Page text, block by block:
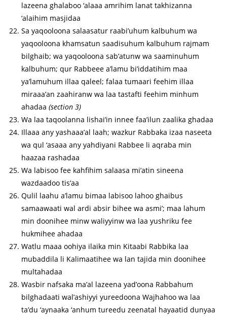
lazeena ghalaboo ‘alaaa amrihim lanat takhizanna
‘alaihim masjidaa
Sa yaqooloona salaasatur raabi’uhum kalbuhum wa
yaqooloona khamsatun saadisuhum kalbuhum rajmam
bilghaib; wa yaqooloona sab’atunw wa saaminuhum
kalbuhum; qur Rabbeee a’lamu bi’iddatihim maa
ya’lamuhum illaa qaleel; falaa tumaari feehim illaa
miraaa’an zaahiranw wa laa tastafti feehim minhum
ahadaa(section 3)
Wa laa taqoolanna lishai’in innee faa’ilun zaalika ghadaa
Illaaa any yashaaa’al laah; wazkur Rabbaka izaa naseeta
wa qul ‘asaaa any yahdiyani Rabbee li aqraba min
haazaa rashadaa
Wa labisoo fee kahfihim salaasa mi’atin sineena
wazdaadoo tis’aa
Qulil laahu a’lamu bimaa labisoo lahoo ghaibus
samaawaati wal ardi absir bihee wa asmi’; maa lahum
min doonihee minw waliyyinw wa laa yushriku fee
hukmihee ahadaa
Watlu maaa oohiya ilaika min Kitaabi Rabbika laa
mubaddila li Kalimaatihee wa lan tajida min doonihee
multahadaa
Wasbir nafsaka ma’al lazeena yad’oona Rabbahum
bilghadaati wal’ashiyyi yureedoona Wajhahoo wa laa
ta’du ‘aynaaka ‘anhum tureedu zeenatal hayaatid dunyaa